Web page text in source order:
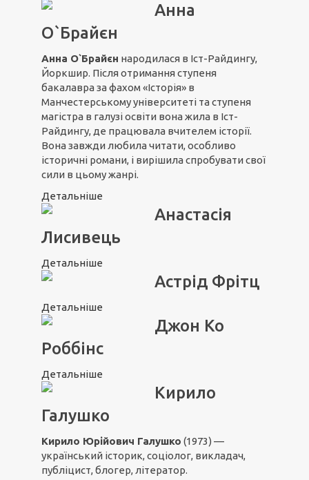
Анна
О`Брайєн
Анна О`Брайєн народилася в Іст-Райдингу,
Йоркшир. Після отримання ступеня
бакалавра за фахом «Історія» в
Манчестерському університеті та ступеня
магістра в галузі освіти вона жила в Іст-
Райдингу, де працювала вчителем історії.
Вона завжди любила читати, особливо
історичні романи, і вирішила спробувати свої
сили в цьому жанрі.
Детальніше
Анастасія
Лисивець
Детальніше
Астрід Фрітц
Детальніше
Джон Ко
Роббінс
Детальніше
Кирило
Галушко
Кирило Юрійович Галушко (1973) —
український історик, соціолог, викладач,
публіцист, блогер, літератор.